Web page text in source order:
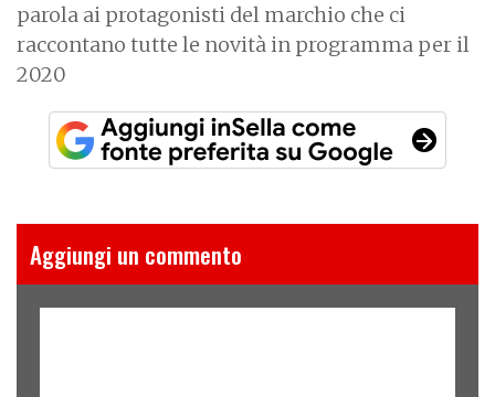
parola ai protagonisti del marchio che ci
raccontano tutte le novità in programma per il
2020
Aggiungi un commento